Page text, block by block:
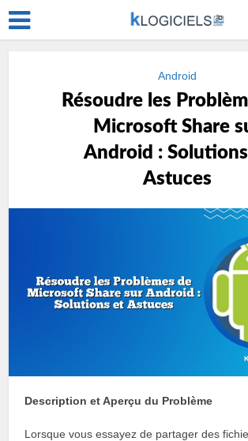
Android
Résoudre les
Microsoft Share
Android :
Astuces
Description et Aperçu du Problème
Lorsque vous essayez de partager des